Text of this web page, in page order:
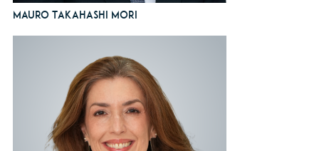
Mauro Takahashi Mori